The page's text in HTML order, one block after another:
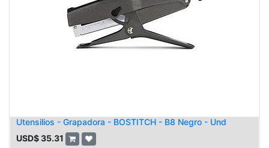
Utensilios - Grapadora - BOSTITCH - B8 Negro - Und
USD$35.31